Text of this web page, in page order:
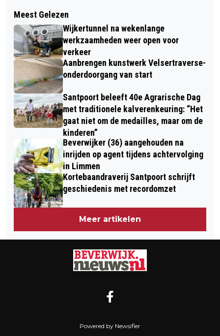
PEUTEROPVANG KLEINE BEER
OPGEFLEURD MET HULP ROTARYCLUB
MET Z'N ALLEN IN DE RIJ VOOR 100
MILJOEN OLIEBOLLEN
Meest Gelezen
Wijkertunnel na wekenlange
werkzaamheden weer open voor
verkeer
Aanbrengen kunstwerk Velsertraverse-
onderdoorgang van start
Santpoort beleeft 40e Agrarische Dag
met traditionele kalverenkeuring: “Het
gaat niet om de medailles, maar om de
kinderen”
Beverwijker (36) aangehouden na
inrijden op agent tijdens achtervolging
in Limmen
Kortebaandraverij Santpoort schrijft
geschiedenis met recordomzet
Meer artikelen
Powered by Newsifier